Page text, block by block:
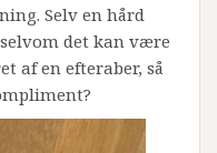
Selv en hård
det kan være
af en efteraber, så